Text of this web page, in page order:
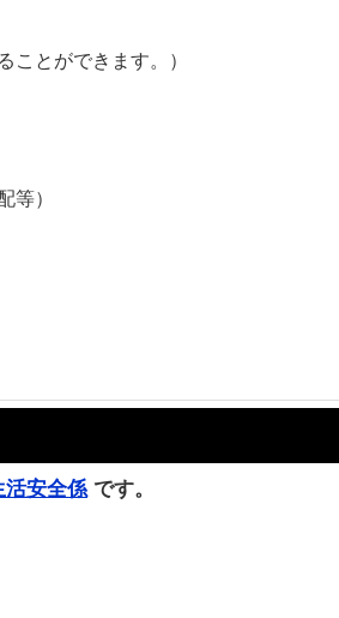
ことができます。）
等）
活安全係 です。